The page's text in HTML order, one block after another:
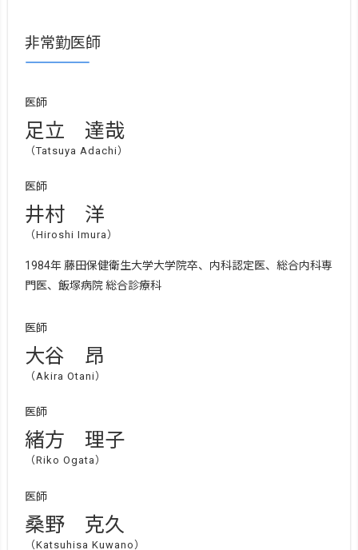
非常勤医師
医師
足立 達哉
（Tatsuya Adachi）
医師
井村 洋
（Hiroshi Imura）
1984年 藤田保健衛生大学大学院卒、内科認定医、総合内科専
門医、飯塚病院 総合診療科
医師
大谷 昂
（Akira Otani）
医師
緒方 理子
（Riko Ogata）
医師
桑野 克久
（Katsuhisa Kuwano）